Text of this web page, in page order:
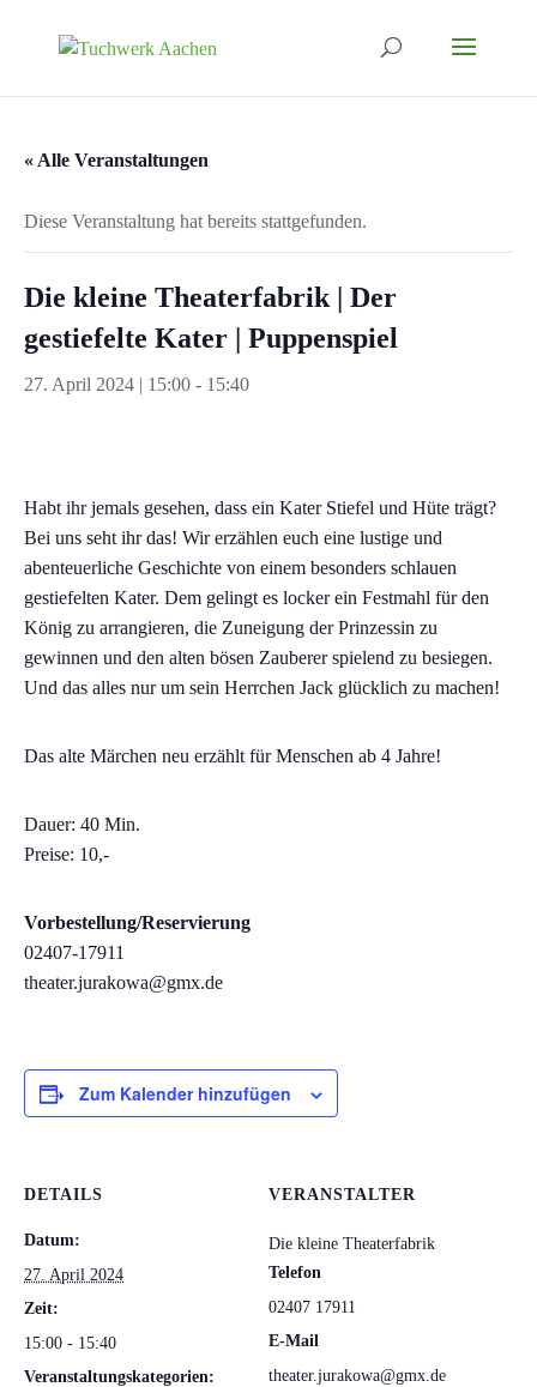
« Alle Veranstaltungen
Diese Veranstaltung hat bereits stattgefunden.
Die kleine Theaterfabrik | Der
gestiefelte Kater | Puppenspiel
27. April 2024 | 15:00 - 15:40
Habt ihr jemals gesehen, dass ein Kater Stiefel und Hüte trägt?
Bei uns seht ihr das! Wir erzählen euch eine lustige und
abenteuerliche Geschichte von einem besonders schlauen
gestiefelten Kater. Dem gelingt es locker ein Festmahl für den
König zu arrangieren, die Zuneigung der Prinzessin zu
gewinnen und den alten bösen Zauberer spielend zu besiegen.
Und das alles nur um sein Herrchen Jack glücklich zu machen!
Das alte Märchen neu erzählt für Menschen ab 4 Jahre!
Dauer: 40 Min.
Preise: 10,-
Vorbestellung/Reservierung
02407-17911
theater.jurakowa@gmx.de
Zum Kalender hinzufügen
DETAILS
Datum:
27. April 2024
Zeit:
15:00 - 15:40
Veranstaltungskategorien:
VERANSTALTER
Die kleine Theaterfabrik
Telefon
02407 17911
E-Mail
theater.jurakowa@gmx.de